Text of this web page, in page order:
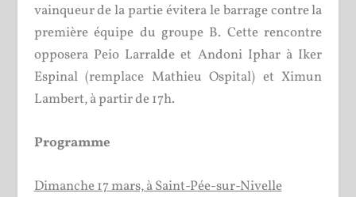
vainqueur de la partie évitera le barrage contre la
première équipe du groupe B. Cette rencontre
opposera Peio Larralde et Andoni Iphar à Iker
Espinal (remplace Mathieu Ospital) et Ximun
Lambert, à partir de 17h.
Programme
Dimanche 17 mars, à Saint-Pée-sur-Nivelle